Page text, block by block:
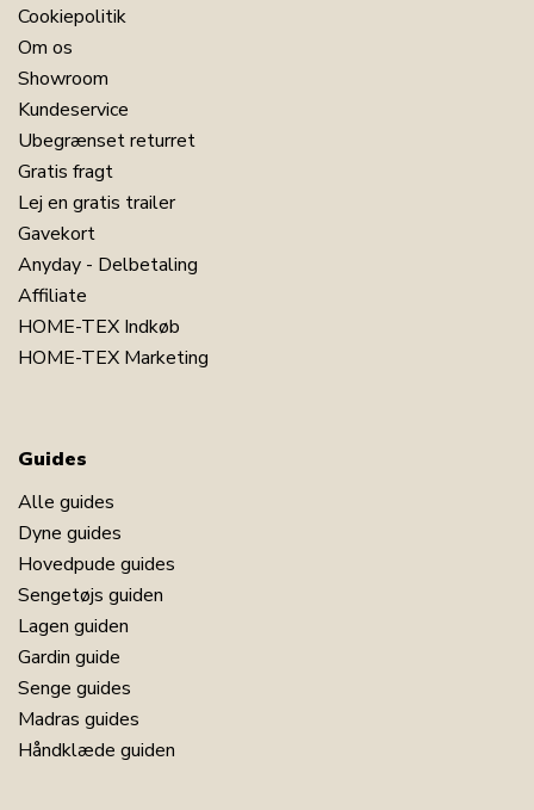
Cookiepolitik
Om os
Showroom
Kundeservice
Ubegrænset returret
Gratis fragt
Lej en gratis trailer
Gavekort
Anyday - Delbetaling
Affiliate
HOME-TEX Indkøb
HOME-TEX Marketing
Guides
Alle guides
Dyne guides
Hovedpude guides
Sengetøjs guiden
Lagen guiden
Gardin guide
Senge guides
Madras guides
Håndklæde guiden